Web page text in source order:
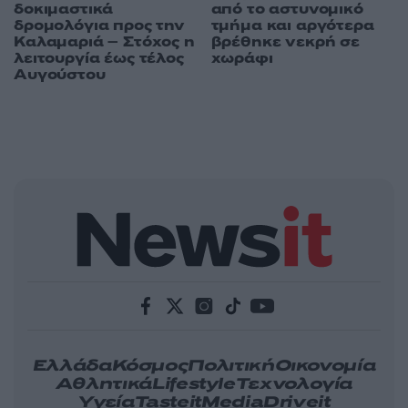
δοκιμαστικά
δρομολόγια προς την
Καλαμαριά – Στόχος η
λειτουργία έως τέλος
Αυγούστου
από το αστυνομικό
τμήμα και αργότερα
βρέθηκε νεκρή σε
χωράφι
ΕλλάδαΚόσμοςΠολιτικήΟικονομία
ΑθλητικάLifestyleΤεχνολογία
ΥγείαTasteitMediaDriveit